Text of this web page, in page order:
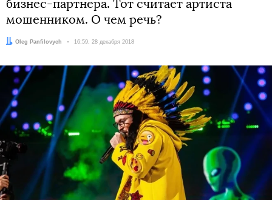
бизнес-партнера. Тот считает артиста
мошенником. О чем речь?
Автор:
Oleg Panfilovych Дата:
16:59, 28 декабря 2018